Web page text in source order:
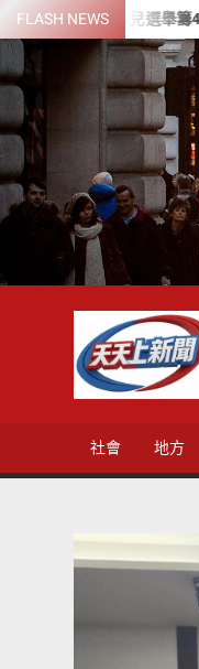
Skip
to
content
FLASH NEWS
父為兒選舉籌4千萬、競
社會 地方